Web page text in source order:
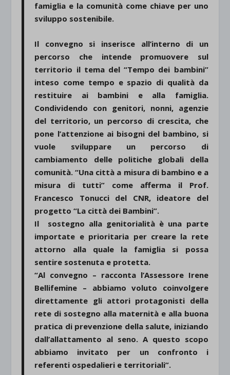
famiglia e la comunità come chiave per uno
sviluppo sostenibile.
Il convegno si inserisce all’interno di un
percorso che intende promuovere sul
territorio il tema del “Tempo dei bambini”
inteso come tempo e spazio di qualità da
restituire ai bambini e alla famiglia.
Condividendo con genitori, nonni, agenzie
del territorio, un percorso di crescita, che
pone l’attenzione ai bisogni del bambino, si
vuole sviluppare un percorso di
cambiamento delle politiche globali della
comunità. “Una città a misura di bambino e a
misura di tutti” come afferma il Prof.
Francesco Tonucci del CNR, ideatore del
progetto “La città dei Bambini”.
Il sostegno alla genitorialità è una parte
importate e prioritaria per creare la rete
attorno alla quale la famiglia si possa
sentire sostenuta e protetta.
“Al convegno – racconta l’Assessore Irene
Bellifemine – abbiamo voluto coinvolgere
direttamente gli attori protagonisti della
rete di sostegno alla maternità e alla buona
pratica di prevenzione della salute, iniziando
dall’allattamento al seno. A questo scopo
abbiamo invitato per un confronto i
referenti ospedalieri e territoriali”.